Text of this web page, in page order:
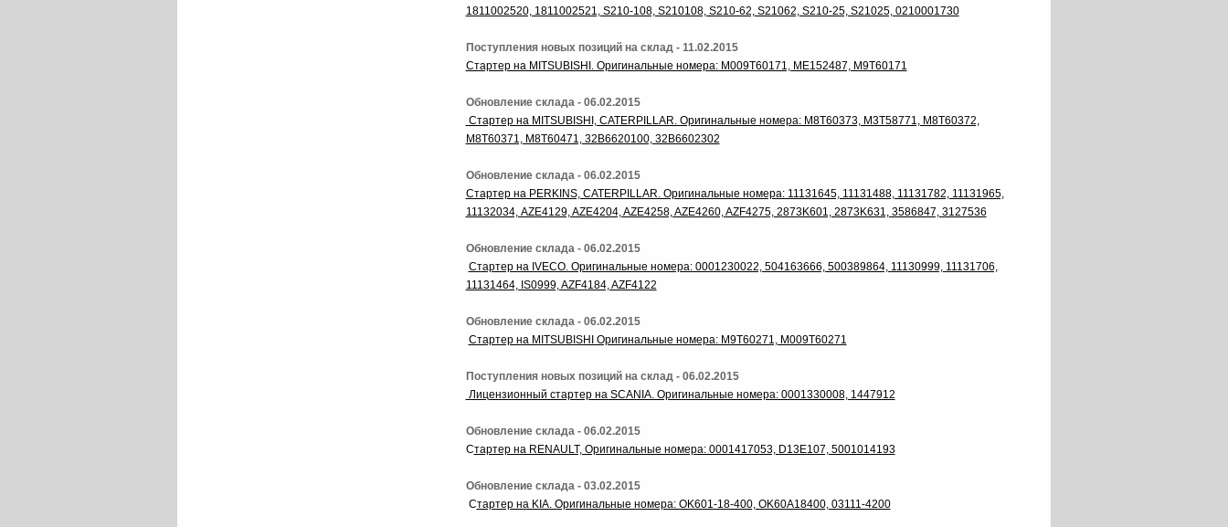
1811002520, 1811002521, S210-108, S210108, S210-62, S21062, S210-25, S21025, 0210001730
Поступления новых позиций на склад - 11.02.2015
Стартер на MITSUBISHI. Оригинальные номера: M009T60171, ME152487, M9T60171
Обновление склада - 06.02.2015
Стартер на MITSUBISHI, CATERPILLAR. Оригинальные номера: M8T60373, M3T58771, M8T60372,
M8T60371, M8T60471, 32B6620100, 32B6602302
Обновление склада - 06.02.2015
Стартер на PERKINS, CATERPILLAR. Оригинальные номера: 11131645, 11131488, 11131782, 11131965,
11132034, AZE4129, AZE4204, AZE4258, AZE4260, AZF4275, 2873K601, 2873K631, 3586847, 3127536
Обновление склада - 06.02.2015
Стартер на IVECO. Оригинальные номера: 0001230022, 504163666, 500389864, 11130999, 11131706,
11131464, IS0999, AZF4184, AZF4122
Обновление склада - 06.02.2015
Стартер на MITSUBISHI Оригинальные номера: M9T60271, M009T60271
Поступления новых позиций на склад - 06.02.2015
Лицензионный стартер на SCANIA. Оригинальные номера: 0001330008, 1447912
Обновление склада - 06.02.2015
Стартер на RENAULT, Оригинальные номера: 0001417053, D13E107, 5001014193
Обновление склада - 03.02.2015
Стартер на KIA. Оригинальные номера: OK601-18-400, OK60A18400, 03111-4200